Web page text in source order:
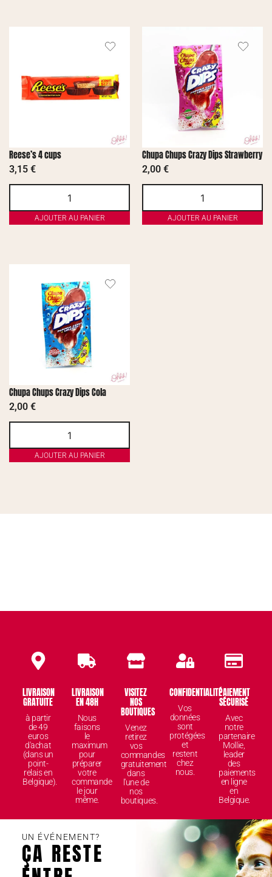
Reese’s 4 cups
3,15 €
AJOUTER AU PANIER
Chupa Chups Crazy Dips Strawberry
2,00 €
AJOUTER AU PANIER
Chupa Chups Crazy Dips Cola
2,00 €
AJOUTER AU PANIER
LIVRAISON
GRATUITE
à partir
de 49
euros
d'achat
(dans un
point-
relais en
Belgique).
LIVRAISON
EN 48H
Nous
faisons
le
maximum
pour
préparer
votre
commande
le jour
même.
VISITEZ
NOS
BOUTIQUES
Venez
retirez
vos
commandes
gratuitement
dans
l'une de
nos
boutiques.
CONFIDENTIALITÉ
Vos
données
sont
protégées
et
restent
chez
nous.
PAIEMENT
SÉCURISÉ
Avec
notre
partenaire
Mollie,
leader
des
paiements
en ligne
en
Belgique.
UN ÉVÉNEMENT?
ÇA RESTE